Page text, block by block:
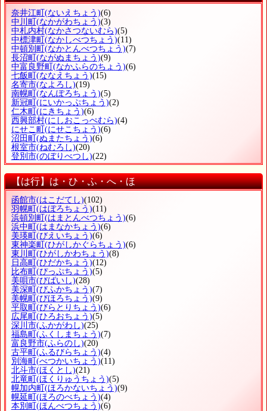
奈井江町 (ないえちょう)(6)
中川町 (なかがわちょう)(3)
中札内村(なかさつないむら)(5)
中標津町 (なかしべつちょう)(11)
中頓別町 (なかとんべつちょう)(7)
長沼町 (ながぬまちょう)(9)
中富良野町 (なかふらのちょう)(6)
七飯町 (ななえちょう)(15)
名寄市(なよろし)(19)
南幌町 (なんぽろちょう)(5)
新冠町 (にいかっぷちょう)(2)
仁木町 (にきちょう)(6)
西興部村(にしおこっぺむら)(4)
にせこ町 (にせこちょう)(6)
沼田町 (ぬまたちょう)(6)
根室市(ねむろし)(20)
登別市(のぼりべつし)(22)
【は行】は・ひ・ふ・へ・ほ
函館市(はこだてし)(102)
羽幌町 (はぼろちょう)(11)
浜頓別町 (はまとんべつちょう)(6)
浜中町 (はまなかちょう)(6)
美瑛町 (びえいちょう)(6)
東神楽町 (ひがしかぐらちょう)(6)
東川町 (ひがしかわちょう)(8)
日高町 (ひだかちょう)(12)
比布町 (ぴっぷちょう)(5)
美唄市(びばいし)(28)
美深町 (びふかちょう)(7)
美幌町 (びほろちょう)(9)
平取町 (びらとりちょう)(6)
広尾町 (ひろおちょう)(5)
深川市(ふかがわし)(25)
福島町 (ふくしまちょう)(7)
富良野市(ふらのし)(20)
古平町 (ふるびらちょう)(4)
別海町 (べつかいちょう)(11)
北斗市(ほくとし)(21)
北竜町 (ほくりゅうちょう)(5)
幌加内町 (ほろかないちょう)(9)
幌延町 (ほろのべちょう)(4)
本別町 (ほんべつちょう)(6)